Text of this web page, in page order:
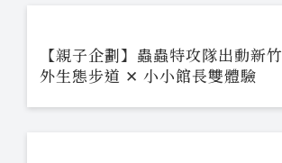
【親子企劃】蟲蟲特攻隊出動新
外生態步道 ✕ 小小館長雙體驗